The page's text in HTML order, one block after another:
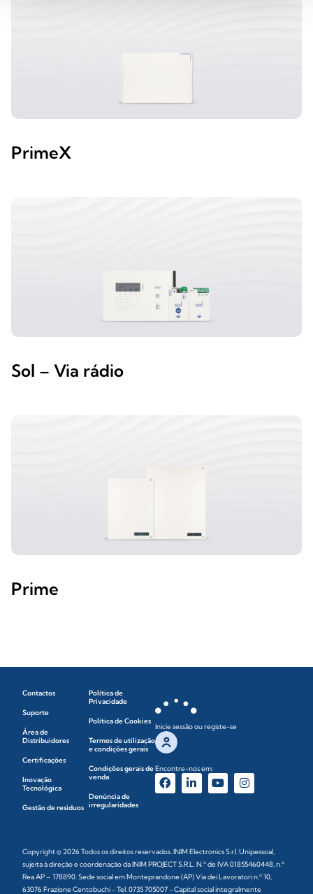
PrimeX
Sol – Via rádio
Prime
Contactos
Suporte
Área de
Distribuidores
Certificações
Inovação
Tecnológica
Gestão de resíduos
Política de
Privacidade
Política de Cookies
Termos de utilização
e condições gerais
Condições gerais de
venda
Denúncia de
irregularidades
Inicie sessão ou registe-se
Encontre-nos em:
Copyright © 2026 Todos os direitos reservados. INIM Electronics S.r.l. Unipessoal,
sujeita à direção e coordenação da INIM PROJECT S.R.L. N.º de IVA 01855460448, n.º
Rea AP – 178890. Sede social em Monteprandone (AP) Via dei Lavoratori n.º 10,
63076 Frazione Centobuchi - Tel. 0735 705007 - Capital social integralmente